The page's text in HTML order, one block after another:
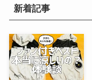
新着記事